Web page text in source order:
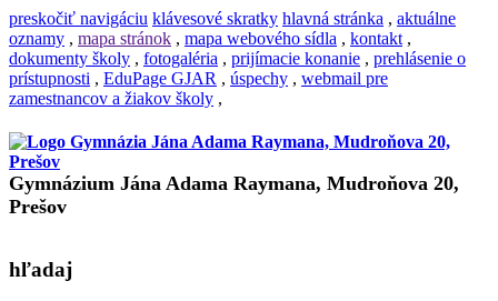
preskočiť navigáciu klávesové skratky hlavná stránka , aktuálne
oznamy , mapa stránok , mapa webového sídla , kontakt ,
dokumenty školy , fotogaléria , prijímacie konanie , prehlásenie o
prístupnosti , EduPage GJAR , úspechy , webmail pre
zamestnancov a žiakov školy ,
Gymnázium Jána Adama Raymana, Mudroňova 20,
Prešov
hľadaj